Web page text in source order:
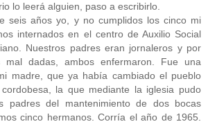
lo leerá alguien, paso a escribirlo.
seis años yo, y no cumplidos los cinco mi
internados en el centro de Auxilio Social
Nuestros padres eran jornaleros y por
mal dadas, ambos enfermaron. Fue una
madre, que ya había cambiado el pueblo
la que mediante la iglesia pudo
padres del mantenimiento de dos bocas
cinco hermanos. Corría el año de 1965.